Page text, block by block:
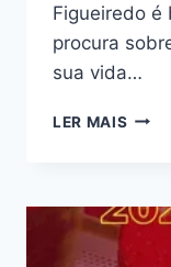
Figueiredo é
procura
sua vida…
LER MAIS
BOM